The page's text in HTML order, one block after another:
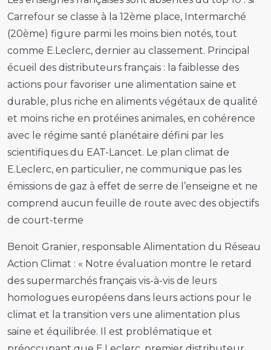
Carrefour se classe à la 12ème place, Intermarché
(20ème) figure parmi les moins bien notés, tout
comme E.Leclerc, dernier au classement. Principal
écueil des distributeurs français : la faiblesse des
actions pour favoriser une alimentation saine et
durable, plus riche en aliments végétaux de qualité
et moins riche en protéines animales, en cohérence
avec le régime santé planétaire défini par les
scientifiques du EAT-Lancet. Le plan climat de
E.Leclerc, en particulier, ne communique pas les
émissions de gaz à effet de serre de l’enseigne et ne
comprend aucun feuille de route avec des objectifs
de court-terme
Benoit Granier, responsable Alimentation du Réseau
Action Climat : « Notre évaluation montre le retard
des supermarchés français vis-à-vis de leurs
homologues européens dans leurs actions pour le
climat et la transition vers une alimentation plus
saine et équilibrée. Il est problématique et